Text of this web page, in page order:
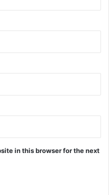
in this browser for the next